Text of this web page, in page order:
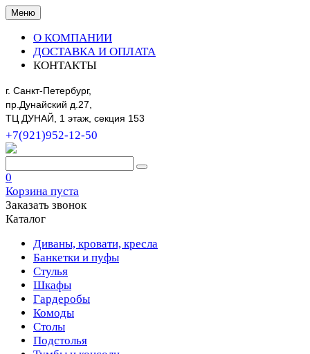
Меню
О КОМПАНИИ
ДОСТАВКА И ОПЛАТА
КОНТАКТЫ
г. Санкт-Петербург,
пр.Дунайский д.27,
ТЦ ДУНАЙ, 1 этаж, секция 153
+7(921)952-12-50
0
Корзина пуста
Заказать звонок
Каталог
Диваны, кровати, кресла
Банкетки и пуфы
Стулья
Шкафы
Гардеробы
Комоды
Столы
Подстолья